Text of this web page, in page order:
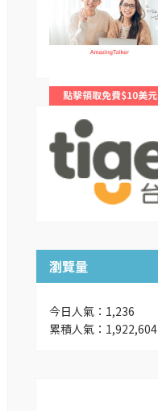
瀏覽量
今日人氣：1,236
累積人氣：1,922,604